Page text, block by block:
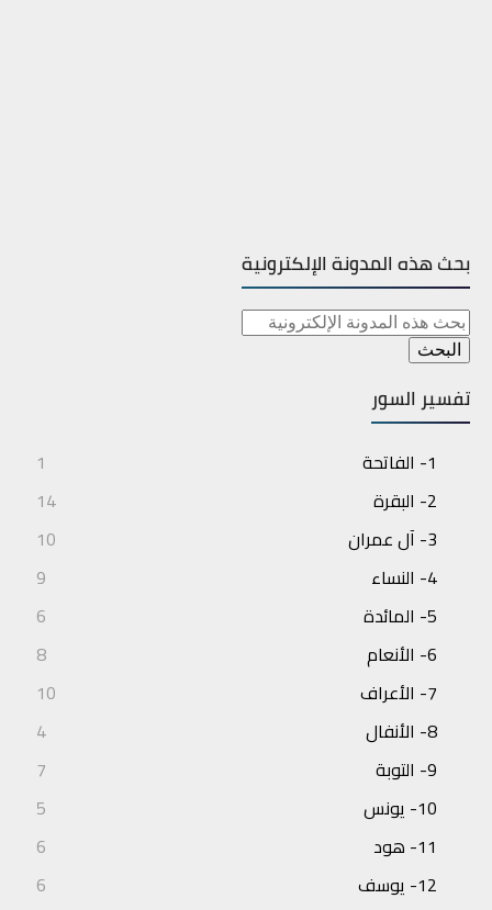
بحث هذه المدونة الإلكترونية
تفسير السور
1- الفاتحة
1
2- البقرة
14
3- آل عمران
10
4- النساء
9
5- المائدة
6
6- الأنعام
8
7- الأعراف
10
8- الأنفال
4
9- التوبة
7
10- يونس
5
11- هود
6
12- يوسف
6